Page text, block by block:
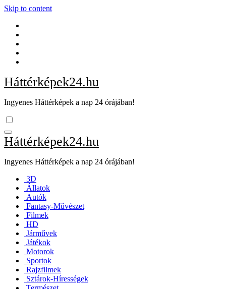
Skip to content
Háttérképek24.hu
Ingyenes Háttérképek a nap 24 órájában!
Háttérképek24.hu
Ingyenes Háttérképek a nap 24 órájában!
3D
Állatok
Autók
Fantasy-Művészet
Filmek
HD
Járművek
Játékok
Motorok
Sportok
Rajzfilmek
Sztárok-Hírességek